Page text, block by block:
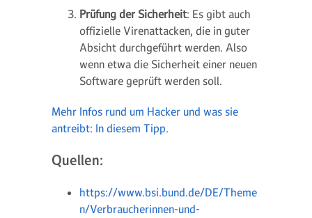
Prüfung der Sicherheit: Es gibt auch
offizielle Virenattacken, die in guter
Absicht durchgeführt werden. Also
wenn etwa die Sicherheit einer neuen
Software geprüft werden soll.
Mehr Infos rund um Hacker und was sie
antreibt: In diesem Tipp.
Quellen:
https://www.bsi.bund.de/DE/Theme
n/Verbraucherinnen-und-